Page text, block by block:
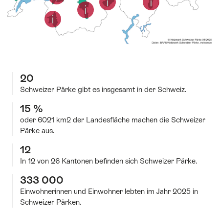
anzuzeigen).
Informationen
(klicken
um
Informationen
(klicken
(klicken
anzuzeigen).
(klicken
um
anzuzeigen).
anzuzeigen).
Informationen
(klicken
Informationen
anzuzeigen).
Informationen
(klicken
(klicken
anzuzeigen).
Informationen
anzuzeigen).
Informationen
(klicken
um
um
20
Schweizer Pärke gibt es insgesamt in der Schweiz.
15 %
oder 6021 km2 der Landesfläche machen die Schweizer
Pärke aus.
12
In 12 von 26 Kantonen befinden sich Schweizer Pärke.
333 000
Einwohnerinnen und Einwohner lebten im Jahr 2025 in
Schweizer Pärken.